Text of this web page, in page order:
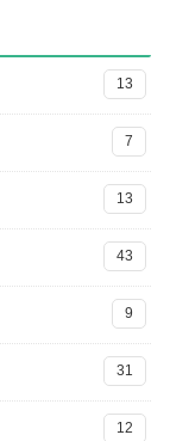
13
7
13
43
9
31
12